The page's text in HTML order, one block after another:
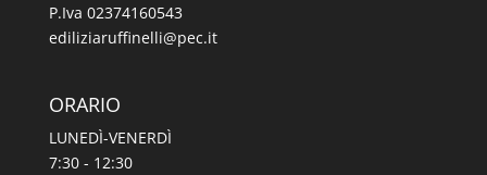
P.Iva 02374160543
ti.cep
@illeniffuraizilide
ORARIO
LUNEDÌ-VENERDÌ
7:30 - 12:30